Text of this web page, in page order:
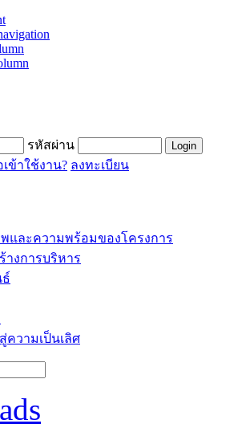
รหัสผ่าน
ข้าใช้งาน? ลงทะเบียน
และความพร้อมของโครงการ
างการบริหาร
ความเป็นเลิศ